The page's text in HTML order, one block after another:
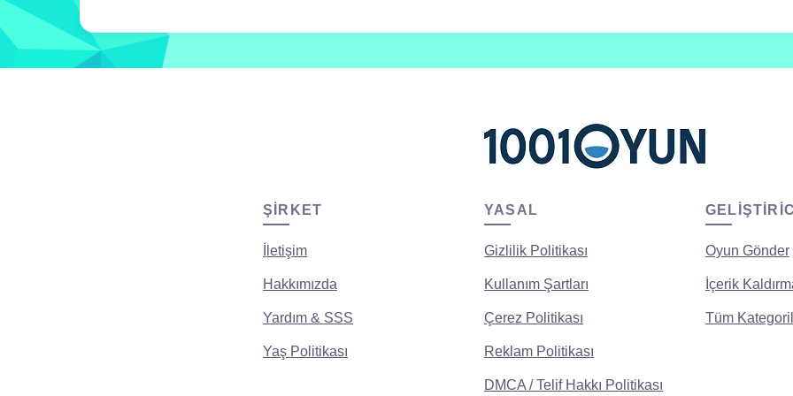
ŞIRKET
İletişim
Hakkımızda
Yardım & SSS
Yaş Politikası
YASAL
Gizlilik Politikası
Kullanım Şartları
Çerez Politikası
Reklam Politikası
DMCA / Telif Hakkı Politikası
Oyun Gönder
İçerik
Tüm